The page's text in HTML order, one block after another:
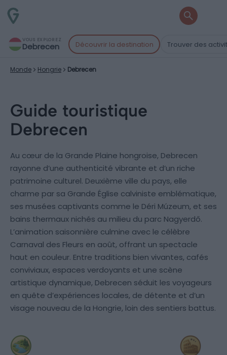
VOUS EXPLOREZ
Debrecen Découvrir la destination Trouver des
Monde Hongrie Debrecen
Guide touristique
Debrecen
Au cœur de la Grande Plaine hongroise, Debrecen
rayonne d’une authenticité vibrante et d’un riche
patrimoine culturel. Deuxième ville du pays, elle
charme par sa Grande Église calviniste emblématique,
ses musées captivants comme le Déri Múzeum, et ses
bains thermaux nichés au milieu du parc Nagyerdő.
L’animation saisonnière culmine avec le célèbre
Carnaval des Fleurs en août, offrant un spectacle
haut en couleur. Entre traditions bien vivantes, cafés
conviviaux, espaces verdoyants et une scène
artistique dynamique, Debrecen séduit les voyageurs
en quête d’expériences locales, de détente et d’un
visage nouveau de la Hongrie, loin des sentiers battus.